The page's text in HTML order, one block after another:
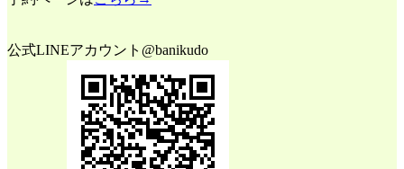
公式LINEアカウント@banikudo